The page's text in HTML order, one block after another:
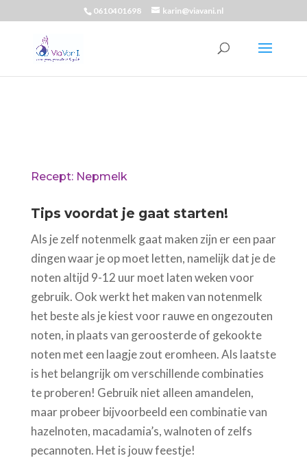
0610401698 karin@viavani.nl
Recept: Nepmelk
Tips voordat je gaat starten!
Als je zelf notenmelk gaat maken zijn er een paar
dingen waar je op moet letten, namelijk dat je de
noten altijd 9-12 uur moet laten weken voor
gebruik. Ook werkt het maken van notenmelk
het beste als je kiest voor rauwe en ongezouten
noten, in plaats van geroosterde of gekookte
noten met een laagje zout eromheen. Als laatste
is het belangrijk om verschillende combinaties
te proberen! Gebruik niet alleen amandelen,
maar probeer bijvoorbeeld een combinatie van
hazelnoten, macadamia’s, walnoten of zelfs
pecannoten. Het is jouw feestje!